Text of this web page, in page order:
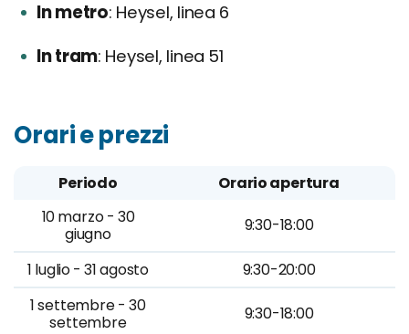
In metro Heysel, linea 6
In tram Heysel, linea 51
Orari e prezzi
Periodo
Orario apertura
10 marzo - 30
giugno
9:30-18:00
1 luglio - 31 agosto
9:30-20:00
1 settembre - 30
settembre
9:30-18:00